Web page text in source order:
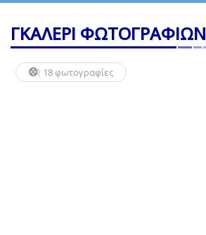
ΓΚΑΛΕΡΙ ΦΩΤΟΓΡΑΦΙΩΝ
18 φωτογραφίες